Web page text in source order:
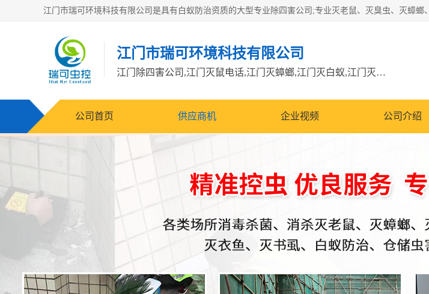
江门市瑞可环境科技有限公司
江门除四害公司,江门灭鼠电话,江门灭蟑螂,江门灭白蚁,江门灭鼠江门
公司首页 供应商机 企业视频 公司介绍